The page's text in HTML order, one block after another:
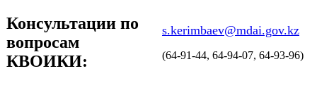
Консультации по
вопросам
КВОИКИ:
s.kerimbaev@mdai.gov.kz
(64-91-44, 64-94-07, 64-93-96)